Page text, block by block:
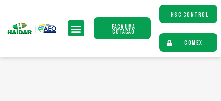
Faça uma
Cotação
HSC CONTROL
COMEX